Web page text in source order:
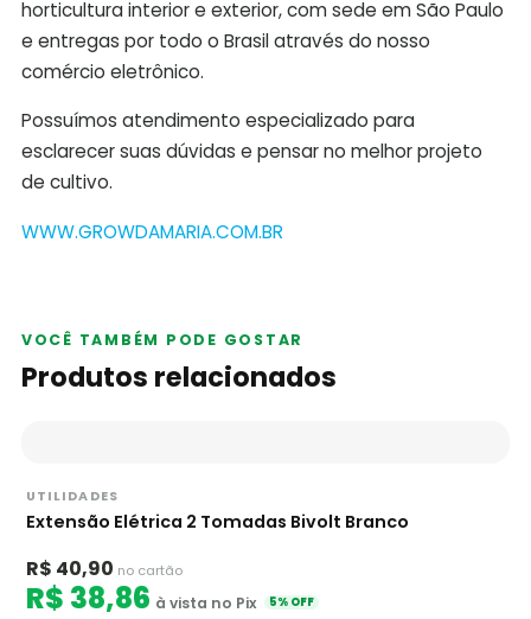
horticultura interior e exterior, com sede em São Paulo
e entregas por todo o Brasil através do nosso
comércio eletrônico.
Possuímos atendimento especializado para
esclarecer suas dúvidas e pensar no melhor projeto
de cultivo.
WWW.GROWDAMARIA.COM.BR
VOCÊ TAMBÉM PODE GOSTAR
Produtos relacionados
UTILIDADES
Extensão Elétrica 2 Tomadas Bivolt Branco
R$ 40,90 no cartão
R$ 38,86 à vista no Pix 5% OFF